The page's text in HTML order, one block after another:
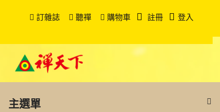
訂雜誌 聽禪 購物車 註冊 登入
主選單